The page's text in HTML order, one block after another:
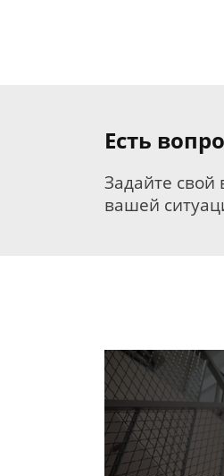
Есть
Задайте
вашей